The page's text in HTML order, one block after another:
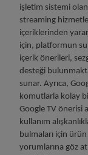
işletim sistemi olan
streaming
içeriklerinden
için, platformun
içerik önerileri,
desteği
sunar. Ayrıca,
komutlarla kolay
Google TV önerisi
kullanım
bulmaları için
yorumlarına göz